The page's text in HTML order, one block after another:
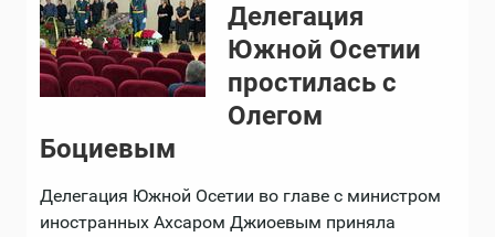
Делегация
Южной Осетии
простилась с
Олегом
Боциевым
Делегация Южной Осетии во главе с министром
иностранных Ахсаром Джиоевым приняла